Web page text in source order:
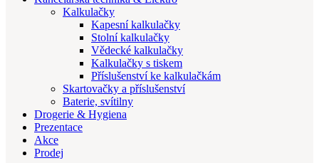
Kalkulačky
Kapesní kalkulačky
Stolní kalkulačky
Vědecké kalkulačky
Kalkulačky s tiskem
Příslušenství ke kalkulačkám
Skartovačky a příslušenství
Baterie, svítilny
Drogerie & Hygiena
Prezentace
Akce
Prodej